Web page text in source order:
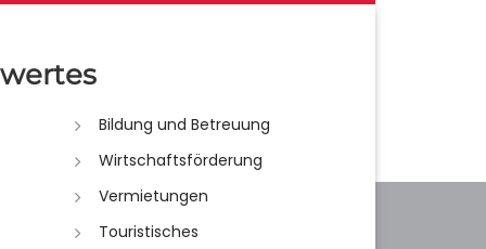
Bildung und Betreuung
Wirtschaftsförderung
Vermietungen
Touristisches